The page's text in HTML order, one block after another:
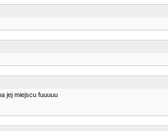
jej miejscu fuuuuu